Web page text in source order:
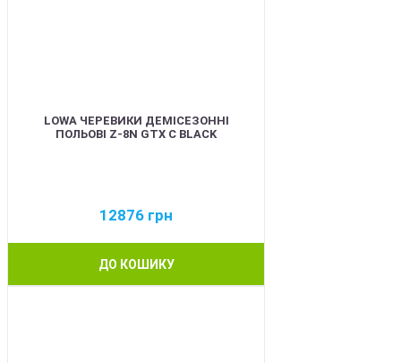
LOWA ЧЕРЕВИКИ ДЕМІСЕЗОННІ
ПОЛЬОВІ Z-8N GTX C BLACK
12876 грн
ДО КОШИКУ